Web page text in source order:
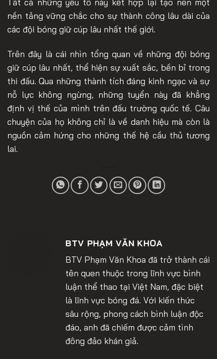
nền tảng vững chắc cho sự thành công lâu dài của
các đội bóng giữ cúp lâu nhất thế giới.
Trên đây là cái nhìn tổng quan về những đội bóng
giữ cúp lâu nhất, thể hiện sự xuất sắc, bền bỉ trong
thi đấu. Qua những thành tích đáng kinh ngạc và sự
nỗ lực không ngừng, những tuyển này đã khẳng
định vị thế của mình trên đấu trường quốc tế. Câu
chuyện của họ không chỉ là về danh hiệu mà còn là
nguồn cảm hứng cho những thế hệ cầu thủ tương
lai.
BTV PHẠM VĂN KHOA
BTV Phạm Văn Khoa đã trở thành cái
tên quen thuộc trong lĩnh vực bình
luận thể thao tại Việt Nam, đặc biệt
là lĩnh vực bóng đá. Với kiến thức
sâu rộng, phong cách bình luận độc
đáo, anh đã chiếm được cảm tình
đông đảo khán giả.